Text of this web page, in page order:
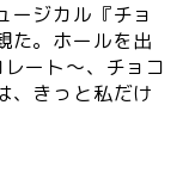
ージカル『チョ
た。ホールを出
ート～、チョコ
きっと私だけ